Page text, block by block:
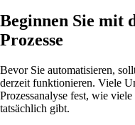
Beginnen Sie mit
Prozesse
Bevor Sie automatisieren,
derzeit funktionieren. Viele
Prozessanalyse fest, wie
tatsächlich gibt.